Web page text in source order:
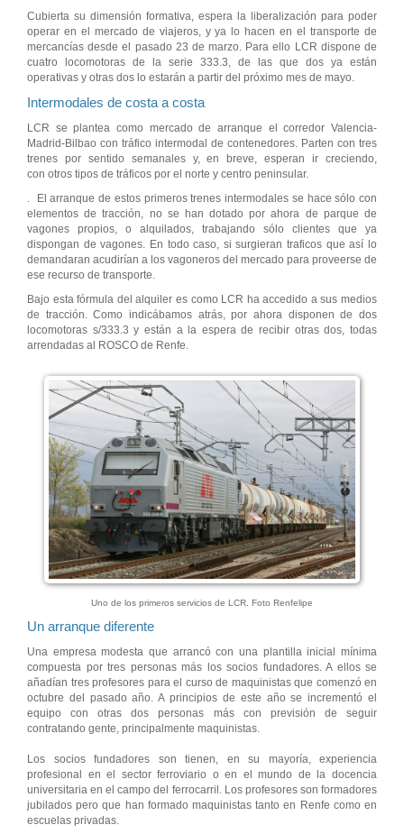
Cubierta su dimensión formativa, espera la liberalización para poder
operar en el mercado de viajeros, y ya lo hacen en el transporte de
mercancías desde el pasado 23 de marzo. Para ello LCR dispone de
cuatro locomotoras de la serie 333.3, de las que dos ya están
operativas y otras dos lo estarán a partir del próximo mes de mayo.
Intermodales de costa a costa
LCR se plantea como mercado de arranque el corredor Valencia-
Madrid-Bilbao con tráfico intermodal de contenedores. Parten con tres
trenes por sentido semanales y, en breve, esperan ir creciendo,
con otros tipos de tráficos por el norte y centro peninsular.
. El arranque de estos primeros trenes intermodales se hace sólo con
elementos de tracción, no se han dotado por ahora de parque de
vagones propios, o alquilados, trabajando sólo clientes que ya
dispongan de vagones. En todo caso, si surgieran traficos que así lo
demandaran acudirían a los vagoneros del mercado para proveerse de
ese recurso de transporte.
Bajo esta fórmula del alquiler es como LCR ha accedido a sus medios
de tracción. Como indicábamos atrás, por ahora disponen de dos
locomotoras s/333.3 y están a la espera de recibir otras dos, todas
arrendadas al ROSCO de Renfe.
Uno de los primeros servicios de LCR. Foto Renfelipe
Un arranque diferente
Una empresa modesta que arrancó con una plantilla inicial mínima
compuesta por tres personas más los socios fundadores. A ellos se
añadían tres profesores para el curso de maquinistas que comenzó en
octubre del pasado año. A principios de este año se incrementó el
equipo con otras dos personas más con previsión de seguir
contratando gente, principalmente maquinistas.
Los socios fundadores son tienen, en su mayoría, experiencia
profesional en el sector ferroviario o en el mundo de la docencia
universitaria en el campo del ferrocarril. Los profesores son formadores
jubilados pero que han formado maquinistas tanto en Renfe como en
escuelas privadas.